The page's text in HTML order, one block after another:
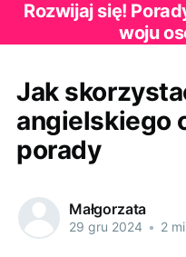
Rozwijaj się!
woju
Jak
angielskiego
porady
Małgorzata
29 gru 2024 • 2